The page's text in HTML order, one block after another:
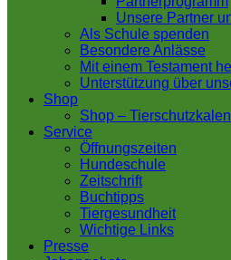
Unsere Partner
Als Schule spenden
Besondere Anlässe
Mit einem Testament
Unterstützung über
Shop
Shop –
Service
Öffnungszeiten
Hundeschule
Zeitschrift
Buchtipps
Tiergesundheit
Wichtige Links
Presse